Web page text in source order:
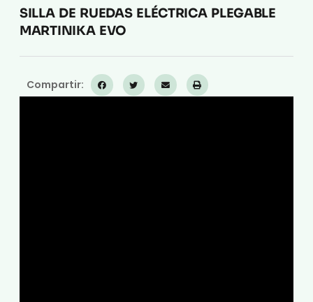
SILLA DE RUEDAS ELÉCTRICA PLEGABLE
MARTINIKA EVO
Compartir: